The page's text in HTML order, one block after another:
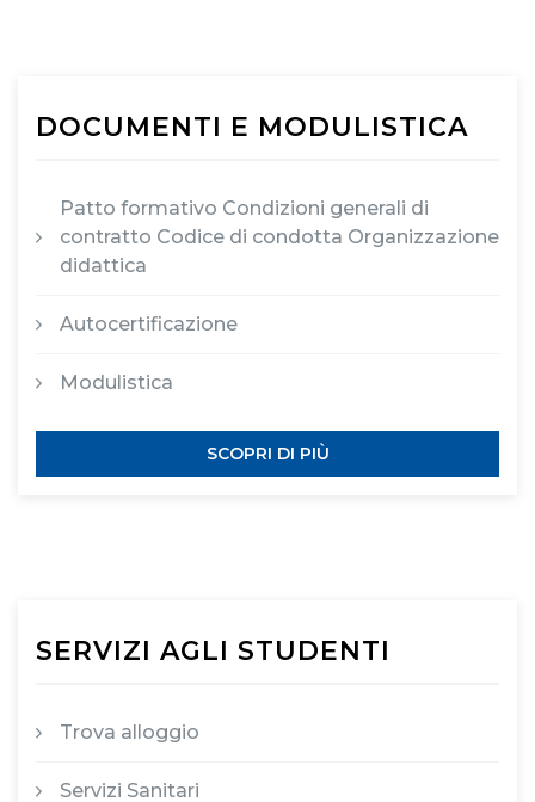
DOCUMENTI E MODULISTICA
Patto formativo Condizioni generali di
contratto Codice di condotta Organizzazione
didattica
Autocertificazione
Modulistica
SCOPRI DI PIÙ
SERVIZI AGLI STUDENTI
Trova alloggio
Servizi Sanitari